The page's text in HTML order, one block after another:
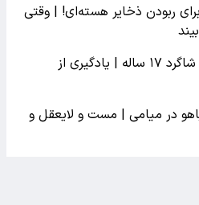
برای ربودن ذخایر هسته‌ای! | وقتی
رسوایی جنسی معلم زن با شاگرد ۱۷ ساله | یادگیری از
در میامی | مست و لایعقل و